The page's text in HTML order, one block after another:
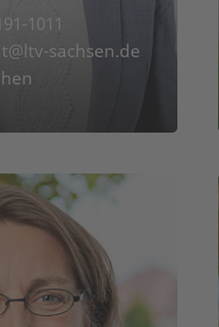
1011
sachsen.de